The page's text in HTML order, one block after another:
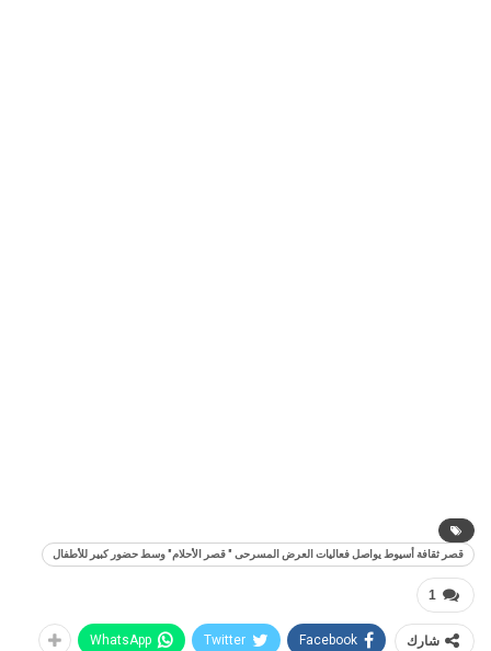
قصر ثقافة أسيوط يواصل فعاليات العرض المسرحى " قصر الأحلام" وسط حضور كبير للأطفال
1
شارك Facebook
Twitter
WhatsApp